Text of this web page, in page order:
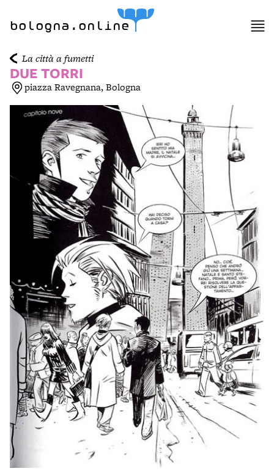
bologna.online
La città a fumetti
DUE TORRI
piazza Ravegnana, Bologna